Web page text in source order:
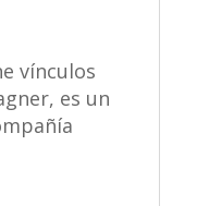
vínculos
es un